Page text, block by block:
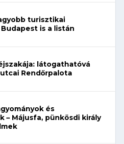
turisztikai
Budapest is a listán
látogathatóvá
Rendőrpalota
és
– Májusfa, pünkösdi király